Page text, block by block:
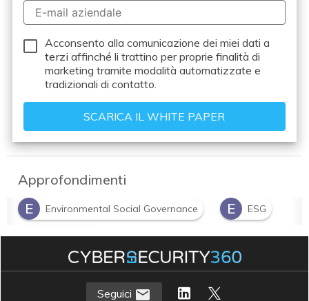
Acconsento alla comunicazione dei miei dati a
terzi affinché li trattino per proprie finalità di
marketing tramite modalità automatizzate e
tradizionali di contatto.
Approfondimenti
E
Environmental Social Governance E ESG
S sostenibilità
Seguici